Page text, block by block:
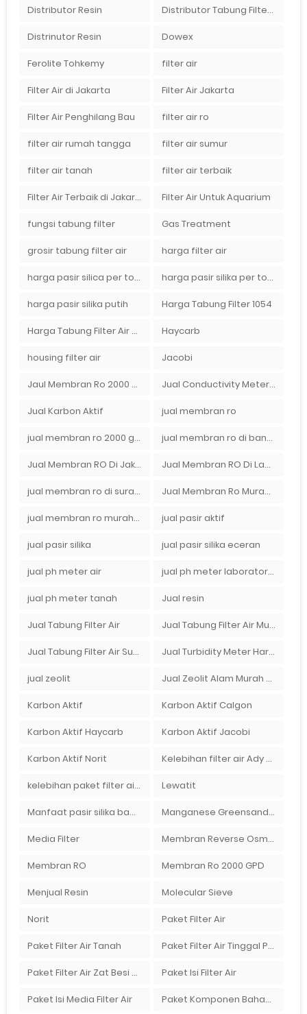
Distributor Resin Distributor Tabung Filter Air FRP1054 di Bandung
Distrinutor Resin Dowex
Ferolite Tohkemy filter air
Filter Air di Jakarta Filter Air Jakarta
Filter Air Penghilang Bau filter air ro
filter air rumah tangga filter air sumur
filter air tanah filter air terbaik
Filter Air Terbaik di Jakarta Filter Air Untuk Aquarium
fungsi tabung filter Gas Treatment
grosir tabung filter air harga filter air
harga pasir silica per ton per kg harga pasir silika per ton per kg
harga pasir silika putih Harga Tabung Filter 1054
Harga Tabung Filter Air Sumur Haycarb
housing filter air Jacobi
Jaul Membran Ro 2000 GPD Harga Murah Jual Conductivity Meter Lutron
Jual Karbon Aktif jual membran ro
jual membran ro 2000 gpd murah jual membran ro di bandung
Jual Membran RO Di Jakarta Selatan Jual Membran RO Di Lampung
jual membran ro di surabaya Jual Membran Ro Murah : 082140002080
jual membran ro murah surabaya jual pasir aktif
jual pasir silika jual pasir silika eceran
jual ph meter air jual ph meter laboratorium
jual ph meter tanah Jual resin
Jual Tabung Filter Air Jual Tabung Filter Air Murah
Jual Tabung Filter Air Surabaya Jual Turbidity Meter Harga Murah Di Sulawesi
jual zeolit Jual Zeolit Alam Murah Di Surabaya
Karbon Aktif Karbon Aktif Calgon
Karbon Aktif Haycarb Karbon Aktif Jacobi
Karbon Aktif Norit Kelebihan filter air Ady Water untuk menyaring air sumur bor di rumah"
kelebihan paket filter air Ady Water Lewatit
Manfaat pasir silika bagi kehidupan Manganese Greensand Plus
Media Filter Membran Reverse Osmosis
Membran RO Membran Ro 2000 GPD
Menjual Resin Molecular Sieve
Norit Paket Filter Air
Paket Filter Air Tanah Paket Filter Air Tinggal Pasang
Paket Filter Air Zat Besi Tinggi Paket Isi Filter Air
Paket Isi Media Filter Air Paket Komponen Bahan Filter Air